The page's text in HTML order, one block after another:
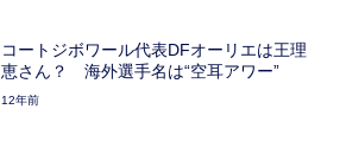
コートジボワール代表DFオーリエは王理
恵さん？ 海外選手名は“空耳アワー”
12年前